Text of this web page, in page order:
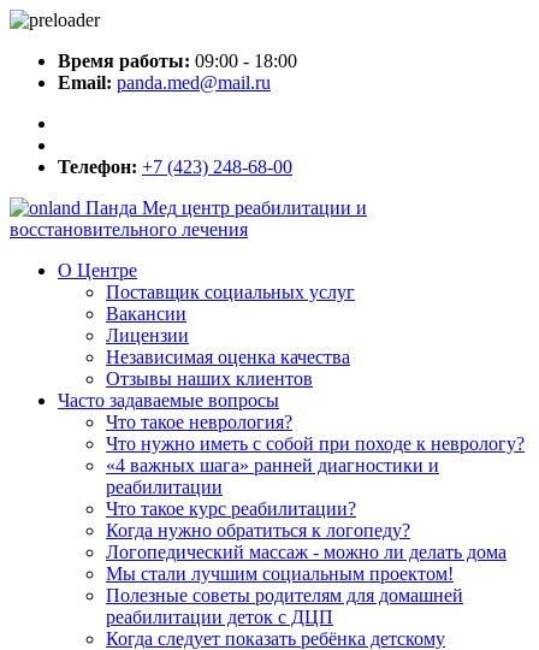
Время работы: 09:00 - 18:00
Email: panda.med@mail.ru
Телефон: +7 (423) 248-68-00
Панда Мед центр реабилитации и
восстановительного лечения
О Центре
Поставщик социальных услуг
Вакансии
Лицензии
Независимая оценка качества
Отзывы наших клиентов
Часто задаваемые вопросы
Что такое неврология?
Что нужно иметь с собой при походе к неврологу?
«4 важных шага» ранней диагностики и
реабилитации
Что такое курс реабилитации?
Когда нужно обратиться к логопеду?
Логопедический массаж - можно ли делать дома
Мы стали лучшим социальным проектом!
Полезные советы родителям для домашней
реабилитации деток с ДЦП
Когда следует показать ребёнка детскому